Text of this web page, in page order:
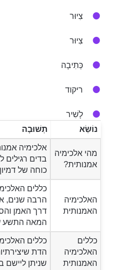
צִיוּר
צִיוּר
כְּתִיבָה
ריקוד
לָשִׁיר
נוֹשֵׂא
תְשׁוּבָה
מהי אלכימיה
אמנותית?
אלכימיה
בדים
כוחה של
האלכימיה
האמנותית
כללים
הרבה שנים,
דרך האמן
המאה התשע
כללים
האלכימיה
האמנותית
כללים
הדת
שניתן ליישם